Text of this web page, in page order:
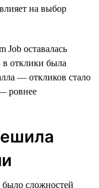
на выбор
Job оставалась
в отклики была
— откликов стало
ровнее
сложностей